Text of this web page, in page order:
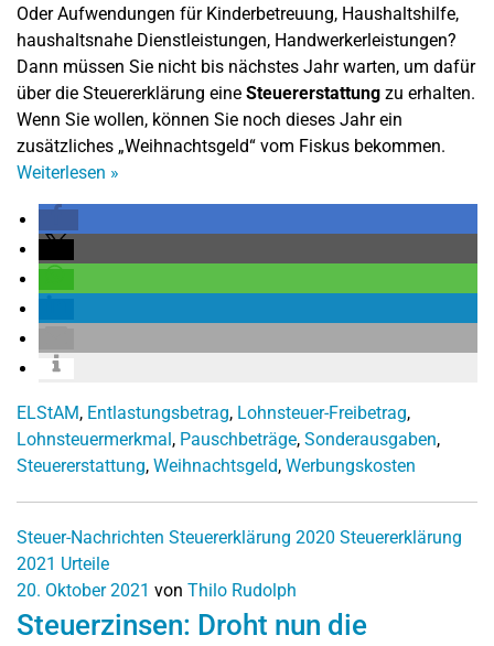
Oder Aufwendungen für Kinderbetreuung, Haushaltshilfe,
haushaltsnahe Dienstleistungen, Handwerkerleistungen?
Dann müssen Sie nicht bis nächstes Jahr warten, um dafür
über die Steuererklärung eine Steuererstattung zu erhalten.
Wenn Sie wollen, können Sie noch dieses Jahr ein
zusätzliches „Weihnachtsgeld“ vom Fiskus bekommen.
Weiterlesen »
ELStAM, Entlastungsbetrag, Lohnsteuer-Freibetrag,
Lohnsteuermerkmal , Pauschbeträge, Sonderausgaben,
Steuererstattung, Weihnachtsgeld, Werbungskosten
Steuer-Nachrichten Steuererklärung 2020 Steuererklärung
2021 Urteile
20. Oktober 2021 von Thilo Rudolph
Steuerzinsen: Droht nun die